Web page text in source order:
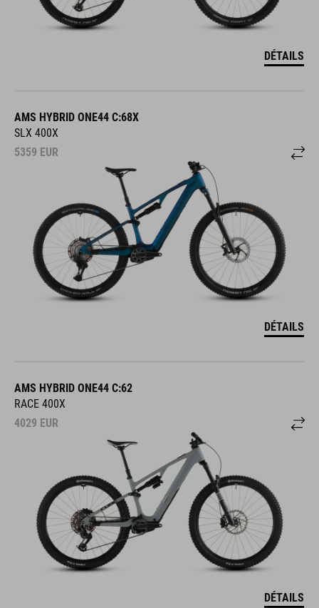
DÉTAILS
AMS HYBRID ONE44 C:68X
SLX 400X
5359 EUR
DÉTAILS
AMS HYBRID ONE44 C:62
RACE 400X
4029 EUR
DÉTAILS